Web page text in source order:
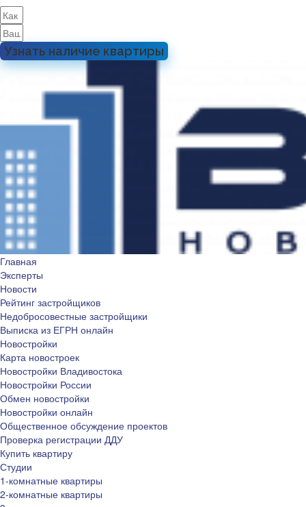
Узнать наличие квартиры
Главная
Эксперты
Новости
Рейтинг застройщиков
Недобросовестные застройщики
Выписка из ЕГРН онлайн
Новостройки
Карта новостроек
Новостройки Владивостока
Новостройки России
Обмен новостройки
Новостройки онлайн
Общественное обсуждение проектов
Проверка регистрации ДДУ
Купить квартиру
Студии
1-комнатные квартиры
2-комнатные квартиры